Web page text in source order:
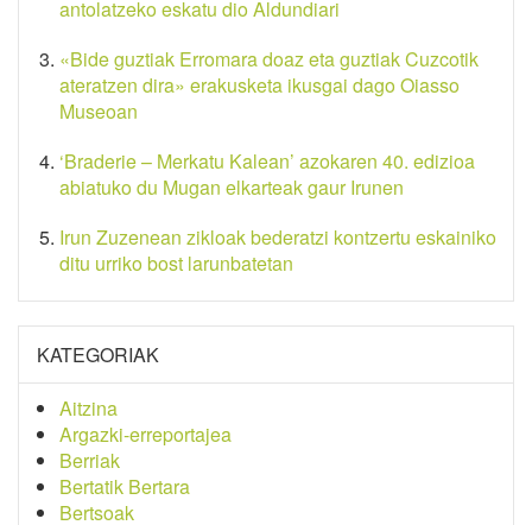
antolatzeko eskatu dio Aldundiari
«Bide guztiak Erromara doaz eta guztiak Cuzcotik
ateratzen dira» erakusketa ikusgai dago Oiasso
Museoan
‘Braderie – Merkatu Kalean’ azokaren 40. edizioa
abiatuko du Mugan elkarteak gaur Irunen
Irun Zuzenean zikloak bederatzi kontzertu eskainiko
ditu urriko bost larunbatetan
KATEGORIAK
Aitzina
Argazki-erreportajea
Berriak
Bertatik Bertara
Bertsoak